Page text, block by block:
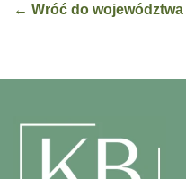
← Wróć do